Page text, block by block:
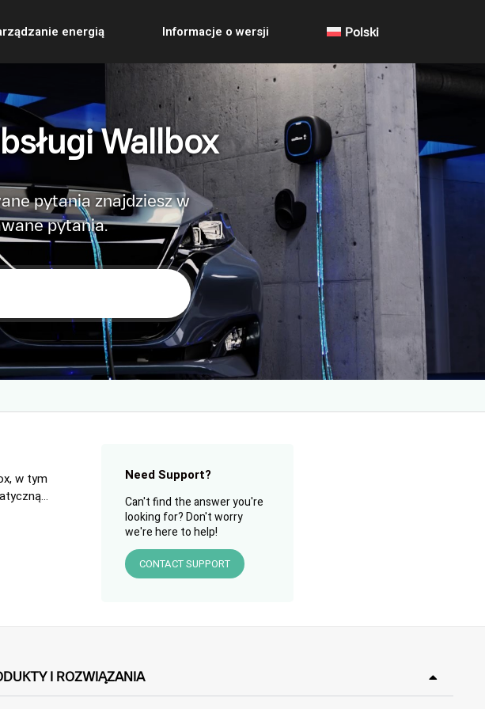
energią Informacje o wersji Polski
Wallbox
pytania znajdziesz w
pytania.
w tym
Need Support?
Can't find the answer you're
looking for? Don't worry
we're here to help!
CONTACT SUPPORT
I ROZWIĄZANIA